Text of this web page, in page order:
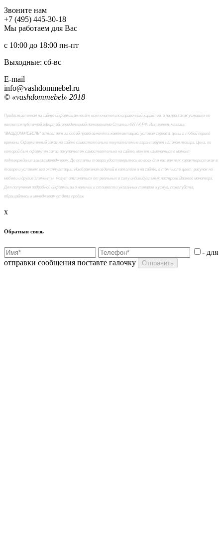
Звоните нам
+7 (495) 445-30-18
Мы работаем для Вас
с 10:00 до 18:00 пн-пт
Выходные: сб-вc
E-mail
info@vashdommebel.ru
© «vashdommebel» 2018
Предоставленная на сайте информация несёт исключительно справочный характер, и ни при каких условиях не
является публичной офертой, определяемой положениями Статьи 437 ГК РФ. Интернет-магазин
"ВАШДОММЕБЕЛЬ" оставляет за собой право изменять комплектацию, условия сервиса, цены в любой период
времени. Оформленный заказ на сайте самостоятельно покупателем не гарантирует наличия товара. Цена, по
которой был оформлен заказ покупателем самостоятельно на сайте, может измениться в момент
подтверждения заказа менеджером. До оплаты товара удостоверьтесь во всех для вас важных характеристиках в
товаре и условиях его эксплуатации. Изображения изделий в каталоге и на сайте, в том числе цвет, рисунок на
мебели и другие элементы, могут отличаться от реальных в силу индивидуальных настроек Вашего монитора.
Для получения подробной информации о наличии и стоимости указанных товаров и услуг, пожалуйста,
обращайтесь к менеджерам отдела продаж
x
Обратная связь
- для
отправки сообщения поставте галочку